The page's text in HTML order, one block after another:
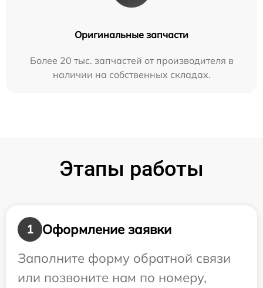
Оригинальные запчасти
Более 20 тыс. запчастей от производителя в
наличии на собственных складах.
Этапы работы
1
Оформление заявки
Заполните форму обратной связи
или позвоните нам по номеру,